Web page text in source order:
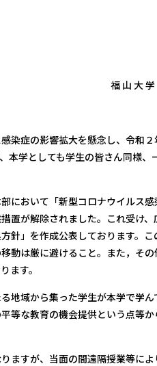
学
染症の影響拡大を懸念し、令和
本学としても学生の皆さん同様
において「新型コロナウイルス
置が解除されました。これ受け
針」を作成公表しております。
動は厳に避けること。また，そ
ます。
地域から集った学生が本学で学
等な教育の機会提供という点等
ますが、当面の間遠隔授業等に